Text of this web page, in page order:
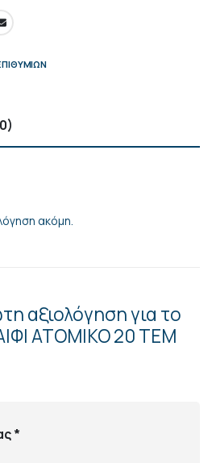
ακόμη.
αξιολόγηση για το
ΑΤΟΜΙΚΟ 20 ΤΕΜ
*